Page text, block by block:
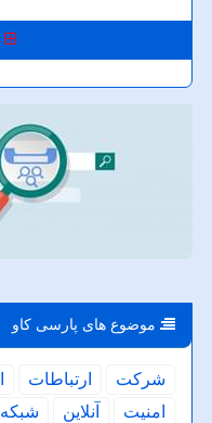
موضوع های پارسی كاو
شركت ارتباطات
امنیت
آنلاین شبكه